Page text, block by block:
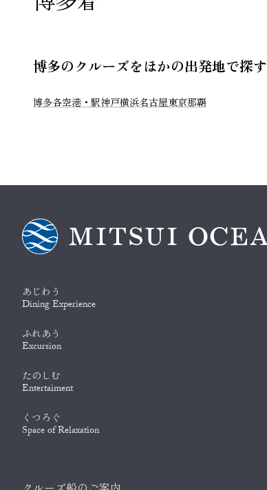
博多のクルーズをほかの出発地で探す
博多各空港・駅神戸横浜名古屋東京那覇
あじわう
Dining Experience
ふれあう
Excursion
たのしむ
Entertaiment
くつろぐ
Space of Relaxation